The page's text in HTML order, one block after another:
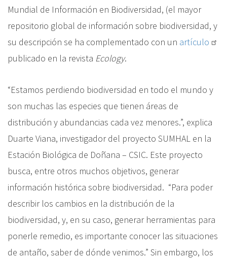
Mundial de Información en Biodiversidad, (el mayor
repositorio global de información sobre biodiversidad, y
su descripción se ha complementado con un artículo
publicado en la revista Ecology.
“Estamos perdiendo biodiversidad en todo el mundo y
son muchas las especies que tienen áreas de
distribución y abundancias cada vez menores.”, explica
Duarte Viana, investigador del proyecto SUMHAL en la
Estación Biológica de Doñana – CSIC. Este proyecto
busca, entre otros muchos objetivos, generar
información histórica sobre biodiversidad. “Para poder
describir los cambios en la distribución de la
biodiversidad, y, en su caso, generar herramientas para
ponerle remedio, es importante conocer las situaciones
de antaño, saber de dónde venimos.” Sin embargo, los